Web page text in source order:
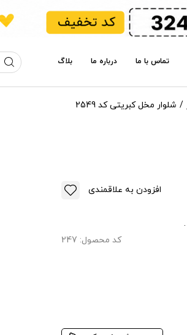
تماس با ما درباره ما بلاگ
شلوار مخل کبریتی کد 2549
افزودن به علاقمندی
کد محصول: 247